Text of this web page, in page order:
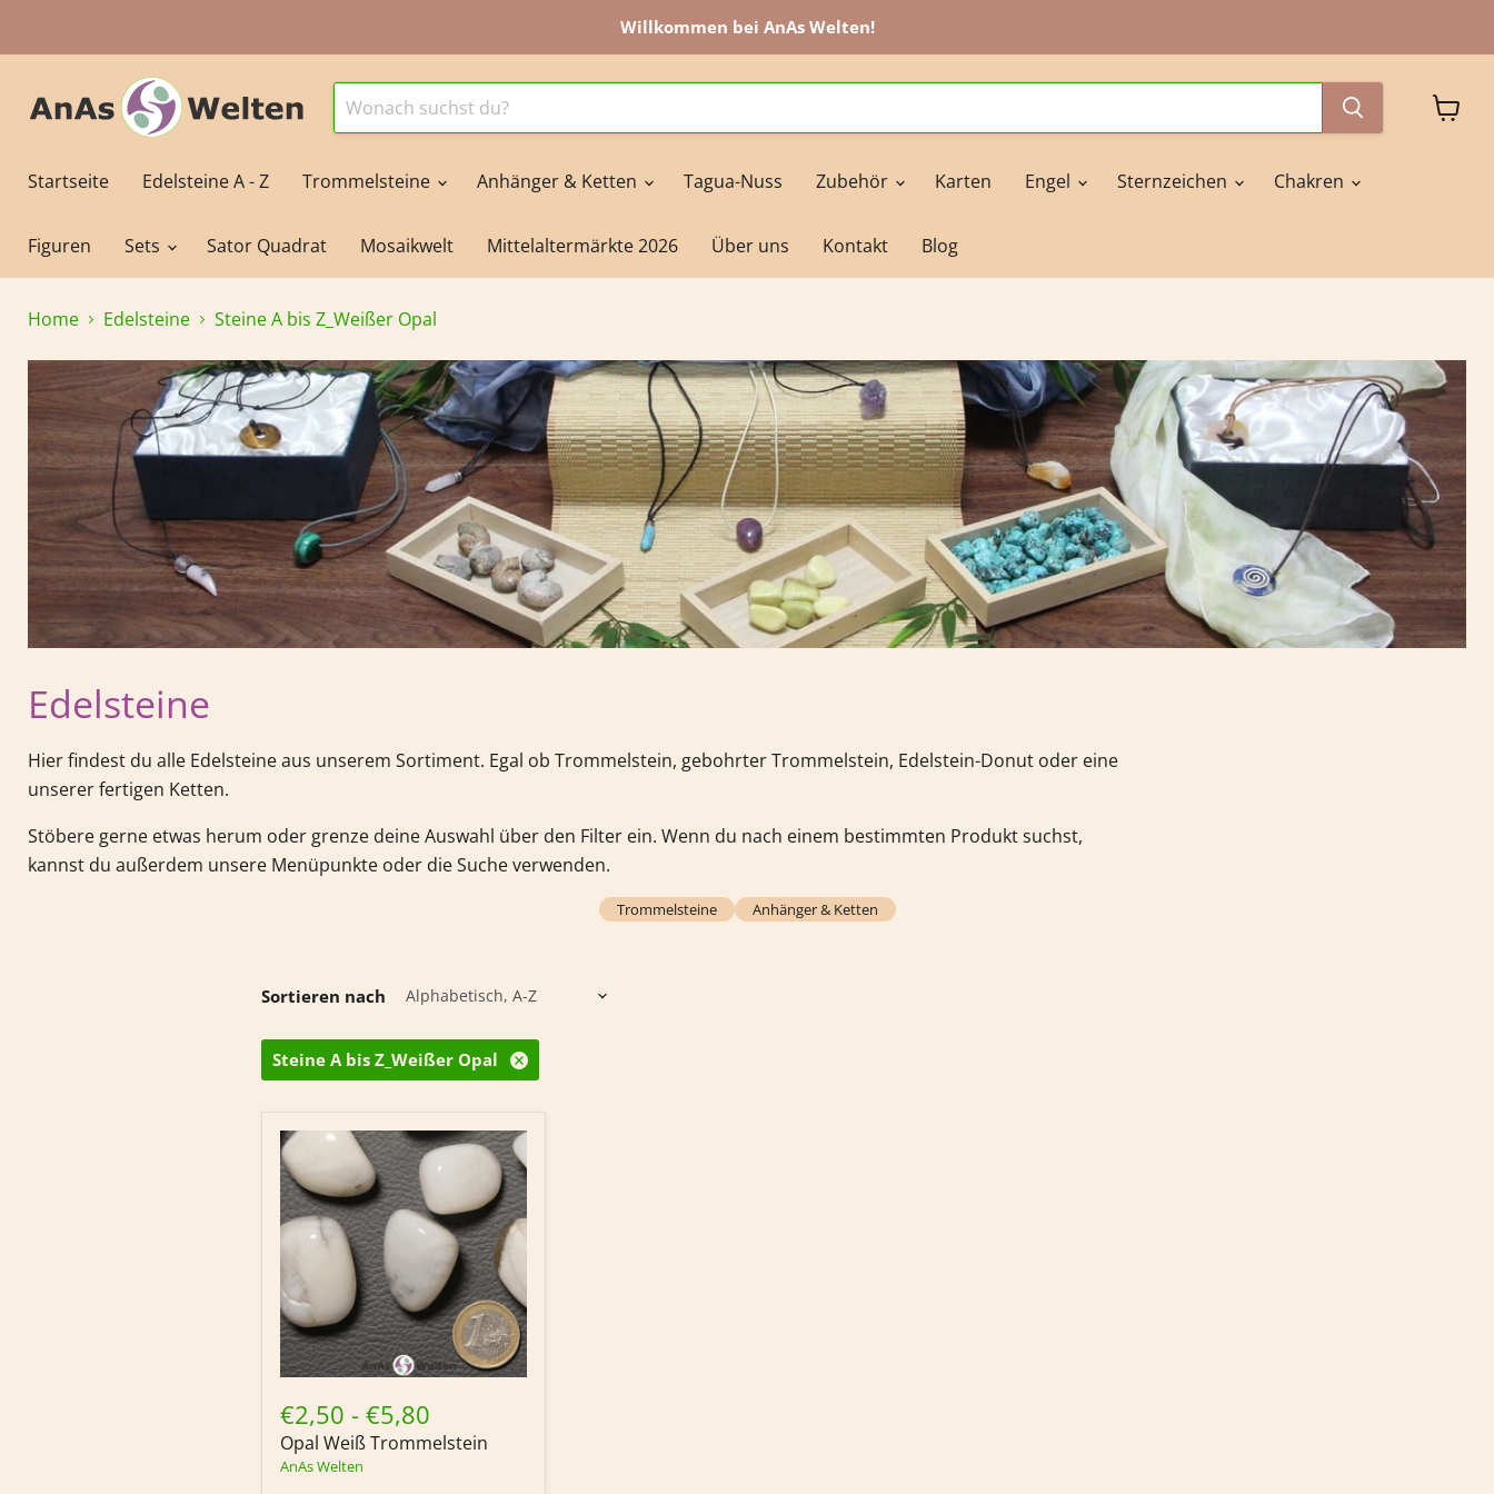
Willkommen bei AnAs Welten!
Startseite
Edelsteine A - Z Trommelsteine Anhänger & Ketten Tagua-Nuss Zubehör Karten Engel Sternzeichen Chakren
Figuren Sets Sator Quadrat Mosaikwelt Mittelaltermärkte 2026 Über uns Kontakt Blog
Home Edelsteine Steine A bis Z_Weißer Opal
Edelsteine
Hier findest du alle Edelsteine aus unserem Sortiment. Egal ob Trommelstein, gebohrter Trommelstein, Edelstein-Donut oder eine
unserer fertigen Ketten.
Stöbere gerne etwas herum oder grenze deine Auswahl über den Filter ein. Wenn du nach einem bestimmten Produkt suchst,
kannst du außerdem unsere Menüpunkte oder die Suche verwenden.
Trommelsteine Anhänger & Ketten
Sortieren nach
Steine A bis Z_Weißer Opal
Weiß
Trommelstein
€2,50 - €5,80
Opal Weiß Trommelstein
AnAs Welten